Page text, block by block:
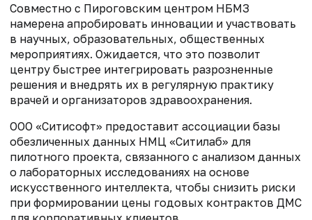
Совместно с Пироговским центром НБМЗ
намерена апробировать инновации и участвовать
в научных, образовательных, общественных
мероприятиях. Ожидается, что это позволит
центру быстрее интегрировать разрозненные
решения и внедрять их в регулярную практику
врачей и организаторов здравоохранения.
ООО «Ситисофт» предоставит ассоциации базы
обезличенных данных НМЦ «Ситилаб» для
пилотного проекта, связанного с анализом данных
о лабораторных исследованиях на основе
искусственного интеллекта, чтобы снизить риски
при формировании цены годовых контрактов ДМС